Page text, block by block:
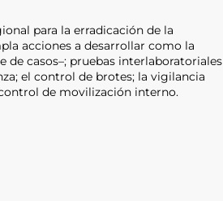
para la erradicación de la
acciones a desarrollar como la
de casos–; pruebas interlaboratoriales
el control de brotes; la vigilancia
de movilización interno.